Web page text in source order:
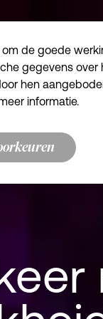
de goede
gegevens
hen
informatie.